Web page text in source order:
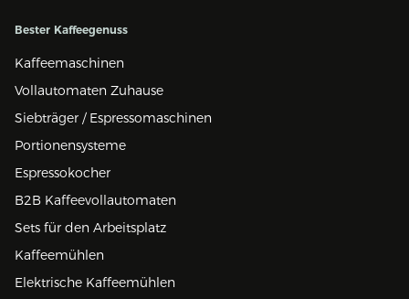
Bester Kaffeegenuss
Kaffeemaschinen
Vollautomaten Zuhause
Siebträger / Espressomaschinen
Portionensysteme
Espressokocher
B2B Kaffeevollautomaten
Sets für den Arbeitsplatz
Kaffeemühlen
Elektrische Kaffeemühlen